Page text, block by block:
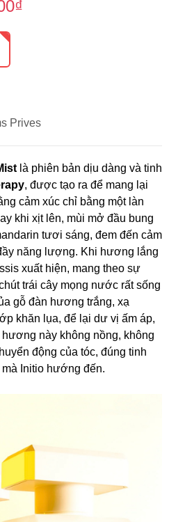
Prives
là phiên bản dịu dàng và tinh
, được tạo ra để mang lại
cảm xúc chỉ bằng một làn
khi xịt lên, mùi mở đầu bung
tươi sáng, đem đến cảm
năng lượng. Khi hương lắng
xuất hiện, mang theo sự
trái cây mọng nước rất sống
gỗ đàn hương trắng, xạ
khăn lụa, để lại dư vị ấm áp,
này không nồng, không
động của tóc, đúng tinh
Initio hướng đến.